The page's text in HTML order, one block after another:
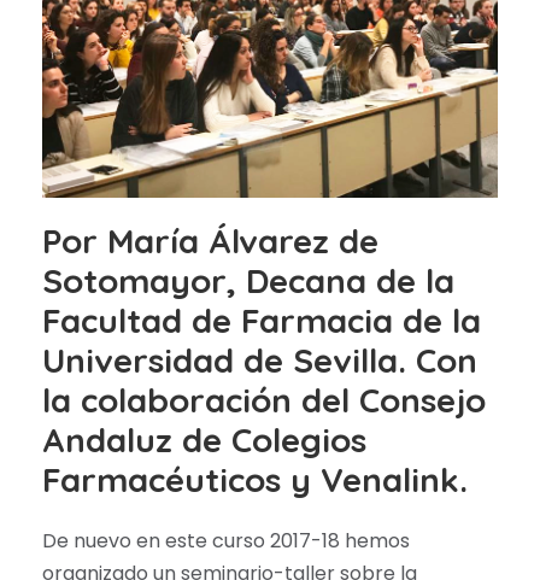
Por María Álvarez de
Sotomayor, Decana de la
Facultad de Farmacia de la
Universidad de Sevilla. Con
la colaboración del Consejo
Andaluz de Colegios
Farmacéuticos y Venalink.
De nuevo en este curso 2017-18 hemos
organizado un seminario-taller sobre la